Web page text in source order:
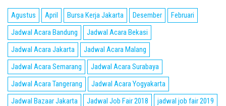
Agustus April Bursa Kerja Jakarta Desember
Februari
Jadwal Acara Bandung
Jadwal Acara Bekasi
Jadwal Acara Jakarta
Jadwal Acara Malang
Jadwal Acara Semarang
Jadwal Acara Surabaya
Jadwal Acara Tangerang
Jadwal Acara Yogyakarta
Jadwal Bazaar Jakarta
Jadwal Job Fair 2018
jadwal job fair 2019